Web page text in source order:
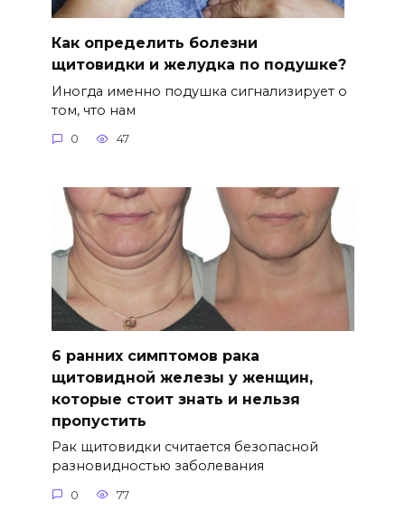
Как определить болезни
щитовидки и желудка по подушке?
Иногда именно подушка сигнализирует о
том, что нам
0 47
6 ранних симптомов рака
щитовидной железы у женщин,
которые стоит знать и нельзя
пропустить
Рак щитовидки считается безопасной
разновидностью заболевания
0 77